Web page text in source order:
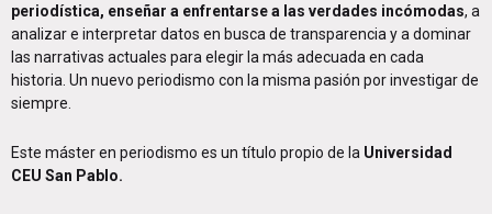
periodística, enseñar a enfrentarse a las verdades incómodas, a
analizar e interpretar datos en busca de transparencia y a dominar
las narrativas actuales para elegir la más adecuada en cada
historia. Un nuevo periodismo con la misma pasión por investigar de
siempre.
Este máster en periodismo es un título propio de la Universidad
CEU San Pablo.